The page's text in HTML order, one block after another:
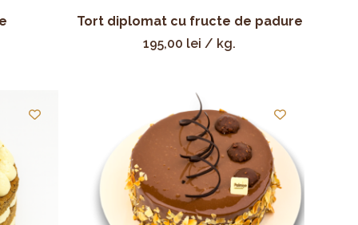
Tort diplomat cu fructe de padure
195,00 lei / kg.